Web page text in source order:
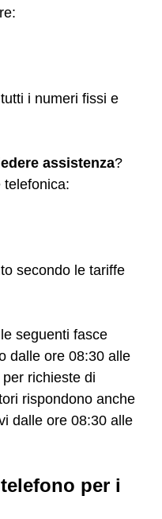
i numeri fissi e
assistenza?
telefonica:
secondo le tariffe
seguenti fasce
dalle ore 08:30 alle
richieste di
rispondono anche
dalle ore 08:30 alle
per i